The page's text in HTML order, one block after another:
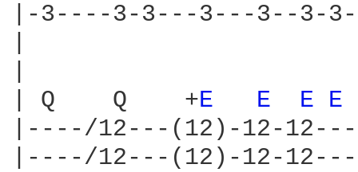
|-3----3-3---3---3--
| Q    Q    +E E E E
|----/12---(12)-12-
|----/12---(12)-12-